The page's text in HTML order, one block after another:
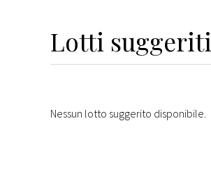
Lotti suggeriti
Nessun lotto suggerito disponibile.